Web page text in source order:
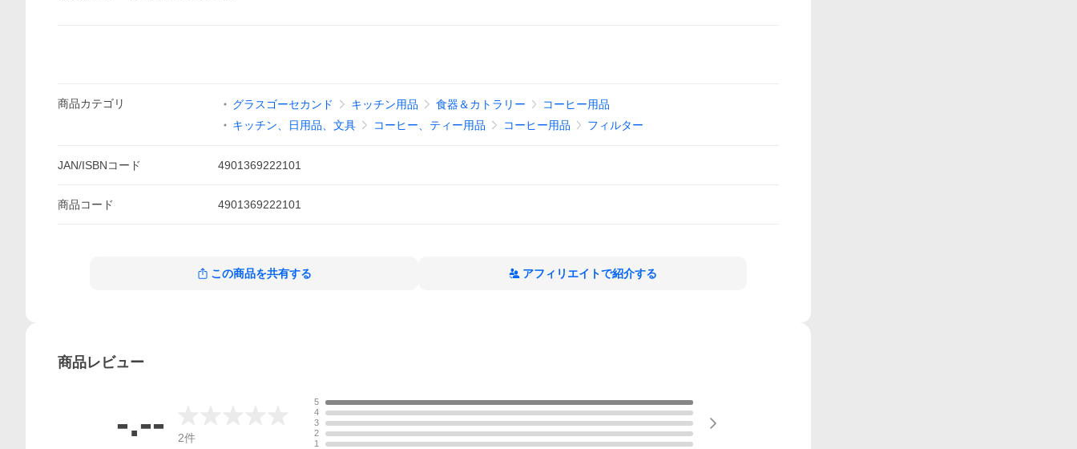
商品カテゴリ グラスゴーセカンド キッチン用品 食器＆カトラリー
コーヒー用品
キッチン、日用品、文具
コーヒー、ティー用品 コーヒー用品 フィルター
JAN/ISBNコード 4901369222101
商品コード 4901369222101
この商品を共有する アフィリエイトで紹介する
商品レビュー
-.-- 2件
5
4
3
2
1